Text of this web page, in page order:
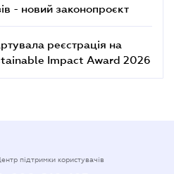
- новий законопроєкт
реєстрація на
Impact Award 2026
підтримки користувачів